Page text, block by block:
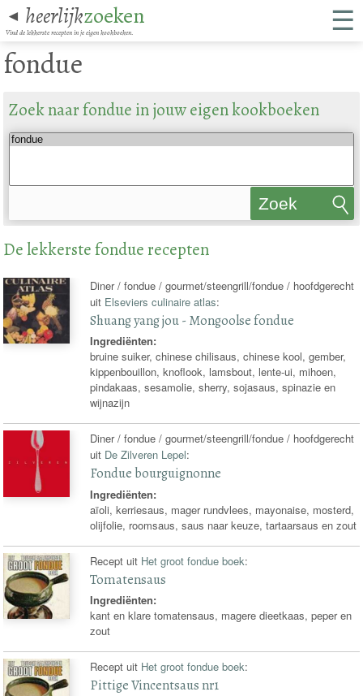
◄ heerlijkzoeken
Vind de lekkerste recepten in je eigen kookboeken. ☰
fondue
Zoek naar fondue in jouw eigen kookboeken
Zoek
De lekkerste fondue recepten
Diner / fondue / gourmet/steengrill/fondue / hoofdgerecht
uit Elseviers culinaire atlas:
Shuang yang jou - Mongoolse fondue
Ingrediënten:
bruine suiker, chinese chilisaus, chinese kool, gember,
kippenbouillon, knoflook, lamsbout, lente-ui, mihoen,
pindakaas, sesamolie, sherry, sojasaus, spinazie en
wijnazijn
Diner / fondue / gourmet/steengrill/fondue / hoofdgerecht
uit De Zilveren Lepel:
Fondue bourguignonne
Ingrediënten:
aïoli, kerriesaus, mager rundvlees, mayonaise, mosterd,
olijfolie, roomsaus, saus naar keuze, tartaarsaus en zout
Recept uit Het groot fondue boek:
Tomatensaus
Ingrediënten:
kant en klare tomatensaus, magere dieetkaas, peper en
zout
Recept uit Het groot fondue boek:
Pittige Vincentsaus nr1